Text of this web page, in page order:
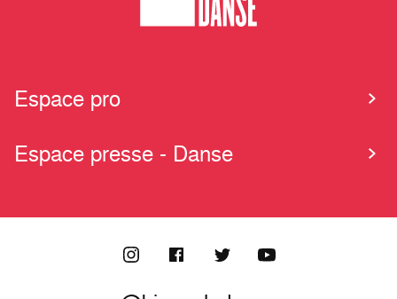
Espace pro
Espace presse - Danse